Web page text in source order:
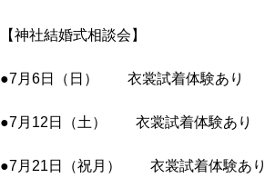
【神社結婚式相談会】
●7月6日（日） 衣裳試着体験あり
●7月12日（土） 衣裳試着体験あり
●7月21日（祝月） 衣裳試着体験あり